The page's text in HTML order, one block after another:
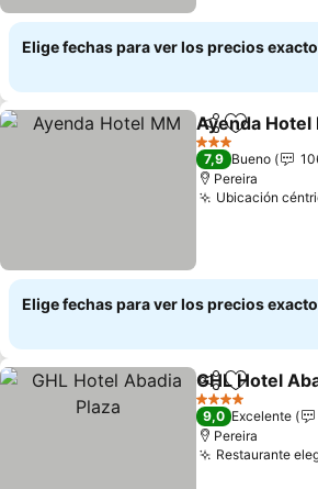
Elige fechas para ver los precios
Compartir
Agregar
Ayenda Hotel
3 Estrellas
7,9 Bueno
Pereira
Ubicación
Elige fechas para ver los precios
Compartir
Agregar
GHL Hotel
4 Estrellas
9,0 Excelente
Pereira
Restaurante